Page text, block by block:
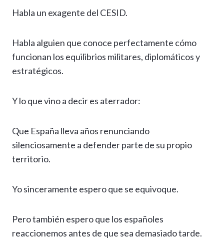
Habla un exagente del CESID.
Habla alguien que conoce perfectamente cómo
funcionan los equilibrios militares, diplomáticos y
estratégicos.
Y lo que vino a decir es aterrador:
Que España lleva años renunciando
silenciosamente a defender parte de su propio
territorio.
Yo sinceramente espero que se equivoque.
Pero también espero que los españoles
reaccionemos antes de que sea demasiado tarde.